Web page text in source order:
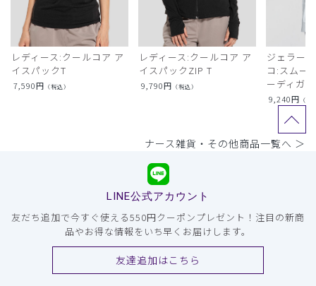
レディース:クールコア ア
イスパックT
7,590円 （税込）
レディース:クールコア ア
イスパックZIP T
9,790円 （税込）
ジェラー
コ:スムー
ーディガン
9,240円 （税
ナース雑貨・その他商品一覧へ ＞
LINE公式アカウント
友だち追加で今すぐ使える550円クーポンプレゼント！注目の新商
品やお得な情報をいち早くお届けします。
友達追加はこちら